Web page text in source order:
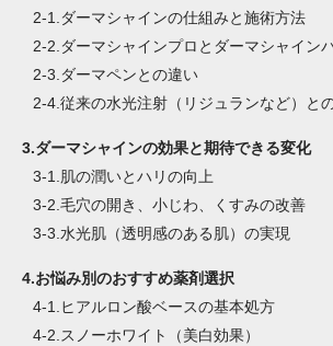
2-1. ダーマシャインの仕組みと施術方法
2-2. ダーマシャインプロとダーマシャイン
2-3. ダーマペンとの違い
2-4. 従来の水光注射（リジュランなど）と
3.ダーマシャインの効果と期待できる変化
3-1. 肌の潤いとハリの向上
3-2. 毛穴の開き、小じわ、くすみの改善
3-3. 水光肌（透明感のある肌）の実現
4.お悩み別のおすすめ薬剤選択
4-1. ヒアルロン酸ベースの基本処方
4-2. スノーホワイト（美白効果）